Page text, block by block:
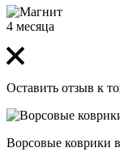
4 месяца
Оставить отзыв к
Ворсовые коврики